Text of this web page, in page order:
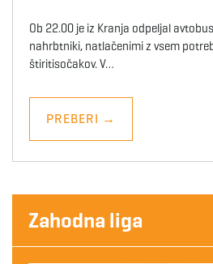
Ob 22.00 je iz Kranja odpeljal
nahrbtniki, natlačenimi z vsem
štiritisočakov. V…
PREBERI →
Zahodna liga